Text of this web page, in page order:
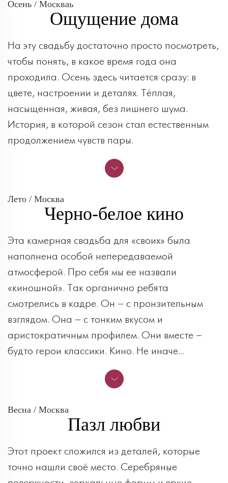
Осень / Москваь
Ощущение дома
На эту свадьбу достаточно просто посмотреть,
чтобы понять, в какое время года она
проходила. Осень здесь читается сразу: в
цвете, настроении и деталях. Тёплая,
насыщенная, живая, без лишнего шума.
История, в которой сезон стал естественным
продолжением чувств пары.
Лето / Москва
Черно-белое кино
Эта камерная свадьба для «своих» была
наполнена особой непередаваемой
атмосферой. Про себя мы ее назвали
«киношной». Так органично ребята
смотрелись в кадре. Он – с пронзительным
взглядом. Она – с тонким вкусом и
аристократичным профилем. Они вместе –
будто герои классики. Кино. Не иначе...
Весна / Москва
Пазл любви
Этот проект сложился из деталей, которые
точно нашли своё место. Серебряные